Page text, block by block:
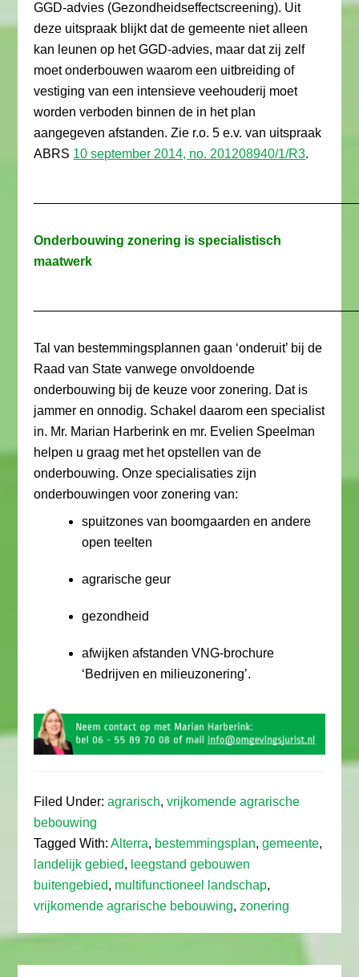
GGD-advies (Gezondheidseffectscreening). Uit
deze uitspraak blijkt dat de gemeente niet alleen
kan leunen op het GGD-advies, maar dat zij zelf
moet onderbouwen waarom een uitbreiding of
vestiging van een intensieve veehouderij moet
worden verboden binnen de in het plan
aangegeven afstanden. Zie r.o. 5 e.v. van uitspraak
ABRS 10 september 2014, no. 201208940/1/R3.
Onderbouwing zonering is specialistisch
maatwerk
Tal van bestemmingsplannen gaan ‘onderuit’ bij de
Raad van State vanwege onvoldoende
onderbouwing bij de keuze voor zonering. Dat is
jammer en onnodig. Schakel daarom een specialist
in. Mr. Marian Harberink en mr. Evelien Speelman
helpen u graag met het opstellen van de
onderbouwing. Onze specialisaties zijn
onderbouwingen voor zonering van:
spuitzones van boomgaarden en andere
open teelten
agrarische geur
gezondheid
afwijken afstanden VNG-brochure
‘Bedrijven en milieuzonering’.
Filed Under:agrarisch,vrijkomende agrarische
bebouwing
Tagged With:Alterra, bestemmingsplan,gemeente,
landelijk gebied, leegstand gebouwen
buitengebied, multifunctioneel landschap,
vrijkomende agrarische bebouwing,zonering